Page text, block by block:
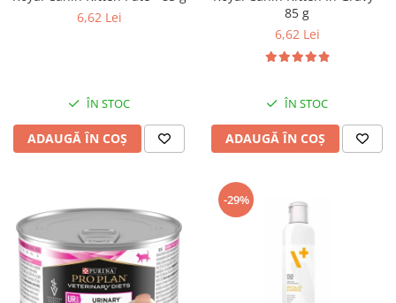
6,62 Lei
ÎN STOC
ADAUGĂ ÎN COȘ
85 g
6,62 Lei
ÎN STOC
ADAUGĂ ÎN COȘ
-29%